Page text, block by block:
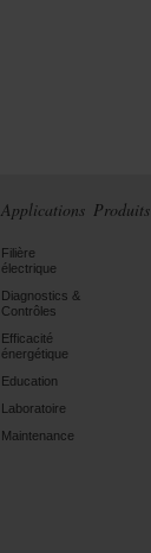
Applications
Filière
électrique
Diagnostics &
Contrôles
Efficacité
énergétique
Education
Laboratoire
Maintenance
Produits